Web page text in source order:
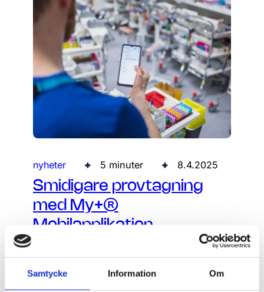
Samtycke Information Om
nyheter 5 minuter 8.4.2025
Smidigare provtagning
med My+®
Mobilapplikation